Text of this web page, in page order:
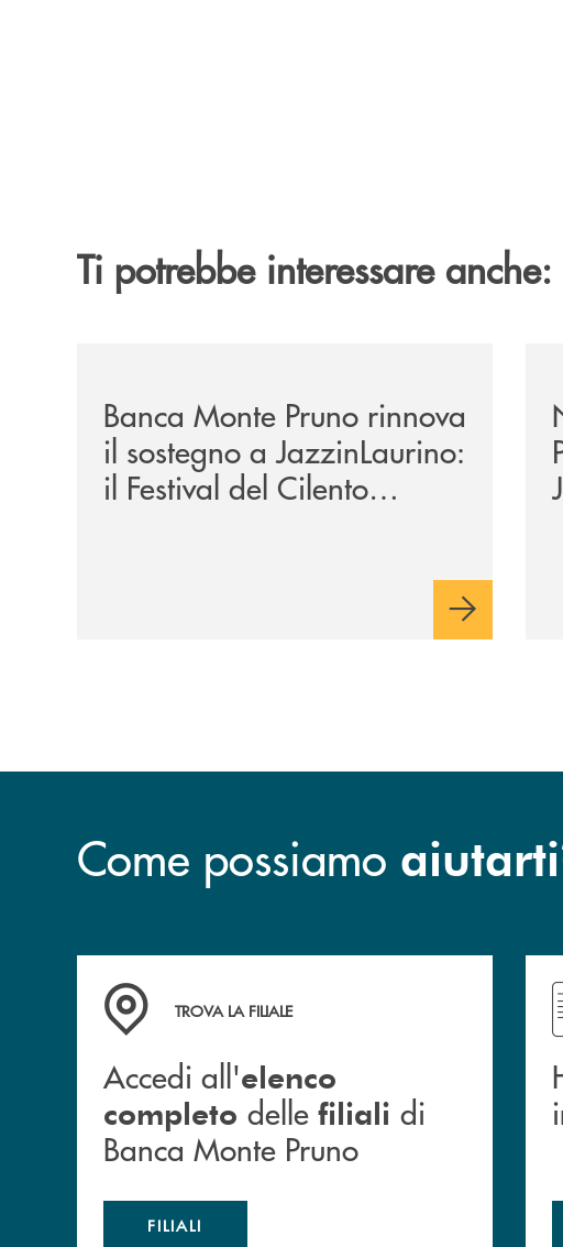
Ti potrebbe interessare anche:
Banca Monte Pruno rinnova
il sostegno a JazzinLaurino:
il Festival del Cilento
Come possiamo aiutarti
Accedi all' elenco completo&nbsp; delle&nbsp;
TROVA LA FILIALE
Accedi all'elenco
completo delle filiali di
Banca Monte Pruno
FILIALI